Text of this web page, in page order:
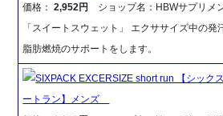
価格：2,952円
ショップ名：HBWサプリメ
「スイートスウェット」 エクササイズ中の
脂肪燃焼のサポートをします。
SIXPACK EXCERSIZE short run 【シック
ートラン】メンズ